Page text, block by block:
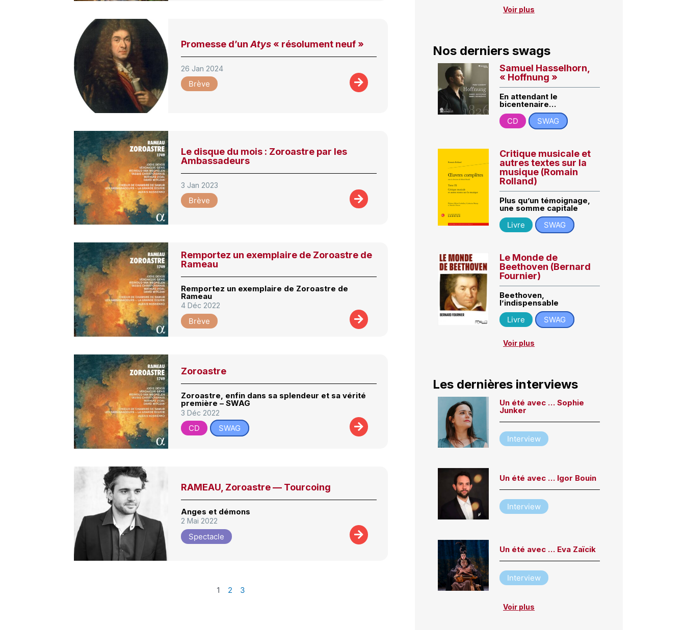
Promesse d’unAtys « résolument neuf »
26 Jan 2024
Brève
Le disque du mois : Zoroastre par les
Ambassadeurs
3 Jan 2023
Brève
Remportez un exemplaire de Zoroastre de
Rameau
Remportez un exemplaire de Zoroastre de
Rameau
4 Déc 2022
Brève
Zoroastre
Zoroastre, enfin dans sa splendeur et sa vérité
première – SWAG
3 Déc 2022
CD SWAG
RAMEAU, Zoroastre — Tourcoing
Anges et démons
2 Mai 2022
Spectacle
1 2 3
Voir plus
Nos derniers swags
Samuel Hasselhorn,
« Hoffnung »
En attendant le
bicentenaire…
CD
SWAG
Critique musicale et
autres textes sur la
musique (Romain
Rolland)
Plus qu’un témoignage,
une somme capitale
Livre
SWAG
Le Monde de
Beethoven (Bernard
Fournier)
Beethoven,
l’indispensable
Livre
SWAG
Voir plus
Les dernières interviews
Un été avec … Sophie
Junker
Interview
Un été avec … Igor Bouin
Interview
Un été avec … Eva Zaïcik
Interview
Voir plus